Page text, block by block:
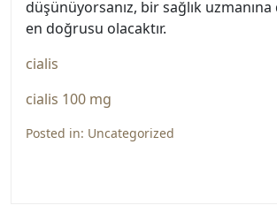
düşünüyorsanız, bir sağlık uzmanına
en doğrusu olacaktır.
cialis
cialis 100 mg
Posted in: Uncategorized